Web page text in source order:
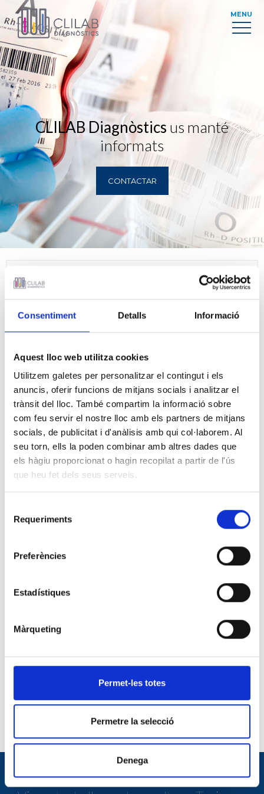
Consentiment Detalls Informació
Aquest lloc web utilitza cookies
Utilitzem galetes per personalitzar el contingut i els
anuncis, oferir funcions de mitjans socials i analitzar el
trànsit del lloc. També compartim la informació sobre
com feu servir el nostre lloc amb els partners de mitjans
socials, de publicitat i d'anàlisis amb qui col·laborem. Al
seu torn, ells la poden combinar amb altres dades que
els hàgiu proporcionat o hagin recopilat a partir de l'ús
que heu fet dels seus serveis.
Requeriments
Preferències
Estadístiques
Màrqueting
Permet-les totes
Permetre la selecció
Denega
MENU
CLILAB Diagnòstics us manté
informats
CONTACTAR
d'administratiu/va de secretaria
tècnica
Convocatòria d'una vacant d'administratiu/va de
secretria tècnica
DESCARREGAR ARXIU
DESCARREGAR ARXIU
SOL·LICITUD D'ACCÉS (català)
TREBALLA AMB NOSALTRES